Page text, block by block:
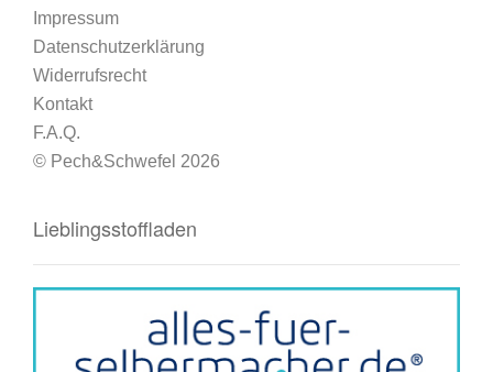
Impressum
Datenschutzerklärung
Widerrufsrecht
Kontakt
F.A.Q.
© Pech&Schwefel 2026
Lieblingsstoffladen